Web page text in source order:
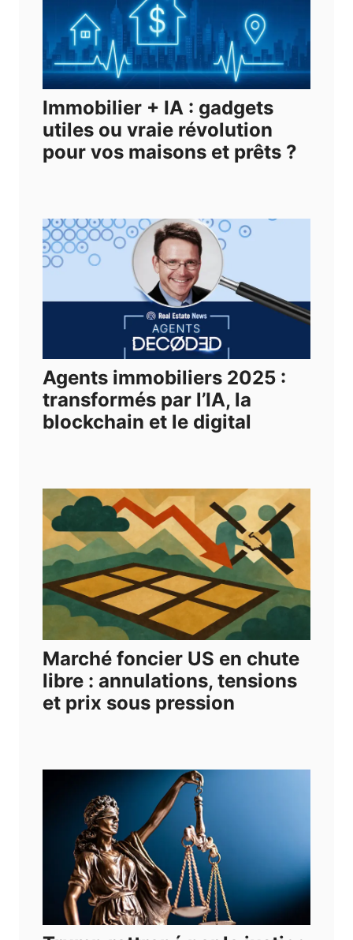
Immobilier + IA : gadgets
utiles ou vraie révolution
pour vos maisons et prêts ?
Agents immobiliers 2025 :
transformés par l’IA, la
blockchain et le digital
Marché foncier US en chute
libre : annulations, tensions
et prix sous pression